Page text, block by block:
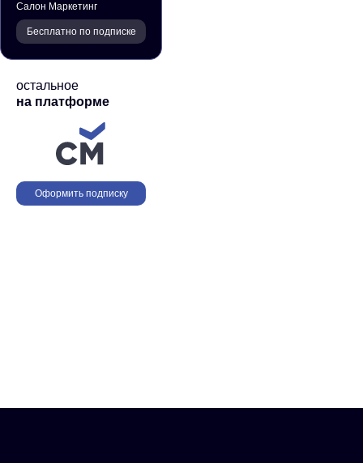
Бесплатно по подписке
Салон Маркетинг
остальное
на платформе
Оформить подписку